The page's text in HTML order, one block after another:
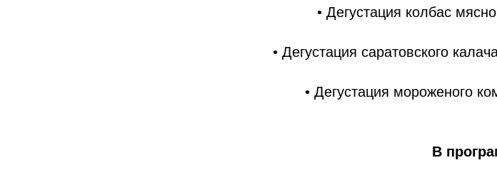
• Дегустация колбас
• Дегустация саратовского
• Дегустация мороженого
В